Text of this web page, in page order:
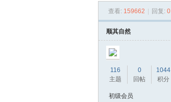
» ›
查看: 159662 回复: 0
顺其自然
116
主题
0
回帖
1044
积分
初级会员